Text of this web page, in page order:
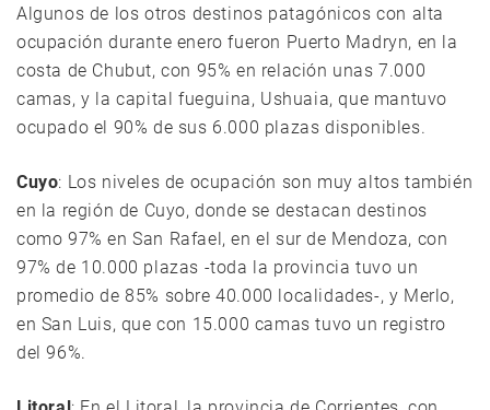
Algunos de los otros destinos patagónicos con alta
ocupación durante enero fueron Puerto Madryn, en la
costa de Chubut, con 95% en relación unas 7.000
camas, y la capital fueguina, Ushuaia, que mantuvo
ocupado el 90% de sus 6.000 plazas disponibles.
Cuyo: Los niveles de ocupación son muy altos también
en la región de Cuyo, donde se destacan destinos
como 97% en San Rafael, en el sur de Mendoza, con
97% de 10.000 plazas -toda la provincia tuvo un
promedio de 85% sobre 40.000 localidades-, y Merlo,
en San Luis, que con 15.000 camas tuvo un registro
del 96%.